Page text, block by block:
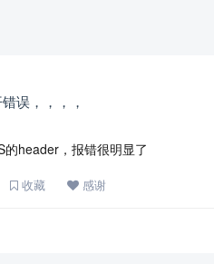
误，，，，
的header，报错很明显了
收藏 感谢